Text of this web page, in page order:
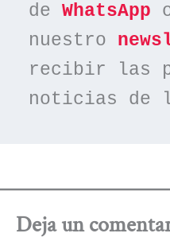
de WhatsApp
nuestro
recibir las
noticias de
Deja un